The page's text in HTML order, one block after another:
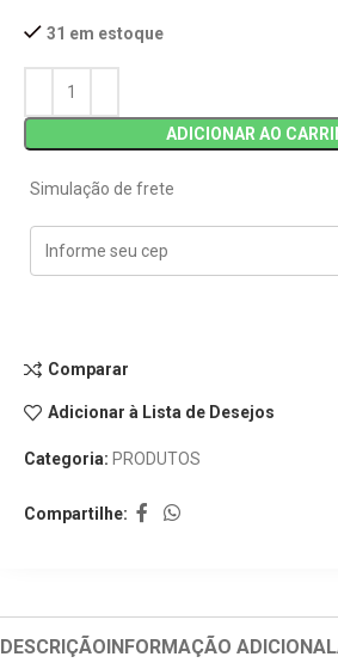
31 em estoque
ADICIONAR AO
Simulação de frete
Comparar
Adicionar à Lista de Desejos
Categoria: PRODUTOS
Compartilhe:
DESCRIÇÃOINFORMAÇÃO ADICIONAL